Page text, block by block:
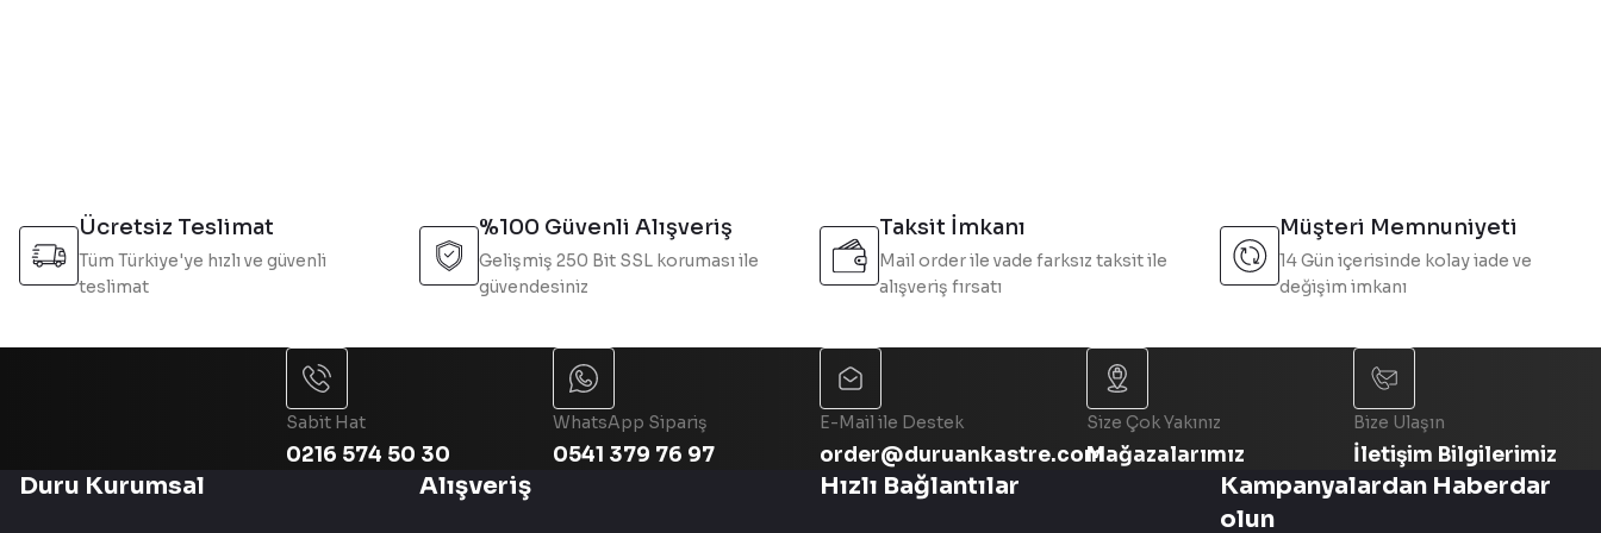
Bu ürüne benzer farklı alternatifler olmalı.
Ücretsiz Teslimat
Tüm Türkiye'ye hızlı ve güvenli
teslimat
%100 Güvenli Alışveriş
Gelişmiş 250 Bit SSL koruması ile
güvendesiniz
Taksit İmkanı
Mail order ile vade farksız taksit ile
alışveriş fırsatı
Müşteri Memnuniyeti
14 Gün içerisinde kolay iade ve
değişim imkanı
Sabit Hat
0216 574 50 30
WhatsApp Sipariş
0541 379 76 97
E-Mail ile Destek
order@duruankastre.com
Size Çok Yakınız
Mağazalarımız
Bize Ulaşın
İletişim Bilgilerimiz
Duru Kurumsal Alışveriş Hızlı Bağlantılar
Kampanyalardan Haberdar
olun